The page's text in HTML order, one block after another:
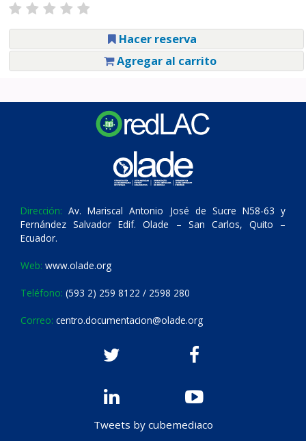
Hacer reserva
Agregar al carrito
Dirección: Av. Mariscal Antonio José de Sucre N58-63 y
Fernández Salvador Edif. Olade – San Carlos, Quito –
Ecuador.
Web: www.olade.org
Teléfono: (593 2) 259 8122 / 2598 280
Correo: centro.documentacion@olade.org
Tweets by cubemediaco